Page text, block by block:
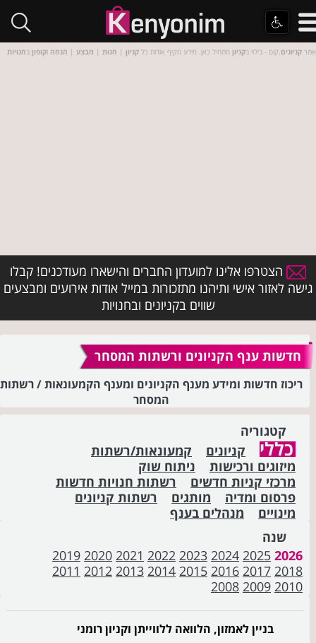
אתר קניונים.קום - בילוי בקניון מתחיל כאן. מידע מקיף אודות כל קניון | חנות | מבצע | הנחה וקופון בחנויות
הצטרפו אלינו למועדון החברים והישארו מעודכנים! קבלו
גישה לאזור אישי ותיהנו מתזכורות במייל אודות אירועים ומבצעים
שווים בקניונים ובחנויות
חדשות ענף הקניונים ורשתות המסחר
ריכוז חדשות ומידע מענף הקניונים ומענף הקמעונאות / רשתות
המסחר
קטגוריה
כללי קניונים
קמעונאות/רשתות
מיזוגים ורכישות
ניתוח שוק
מרכזי קניות חדשים
רשתות חנויות חדשות
פרסום ומדיה
מותגים
רשתות קניונים
מינויים
מנהלים בענף
שנה
2026
2025
2024
2023
2022
2021
2020
2019
2018
2017
2016
2015
2014
2013
2012
2011
2010
2009
2008
בניין לאמזון, הלוואה ללווייתן וקניון רומני